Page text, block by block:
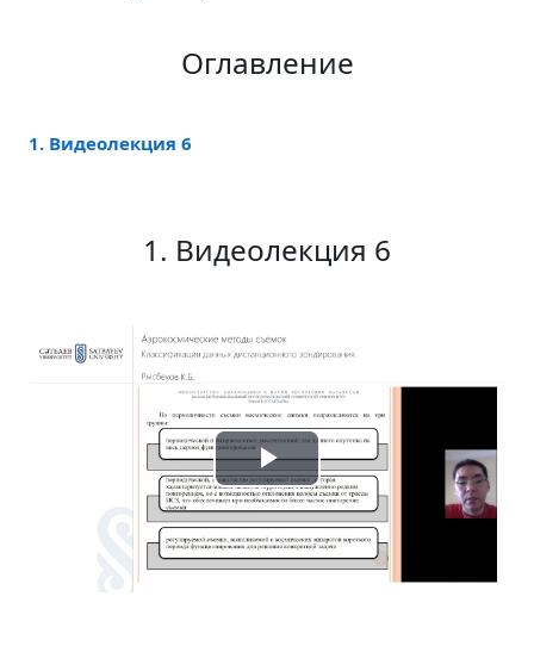
Оглавление
1. Видеолекция 6
1. Видеолекция 6
Воспроизвести
видео